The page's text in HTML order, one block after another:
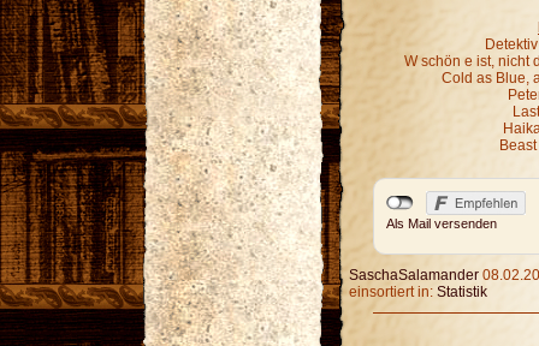
W schön e ist, nicht
Cold as Blue,
Als Mail versenden
SaschaSalamander
einsortiert in: Statistik